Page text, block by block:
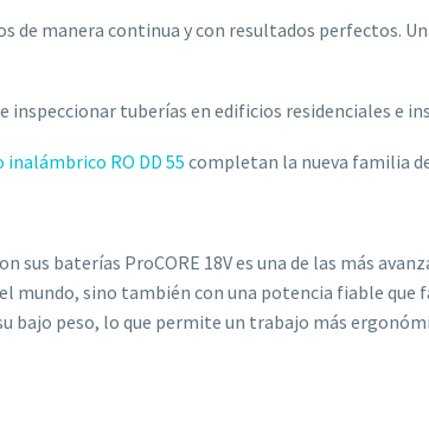
de manera continua y con resultados perfectos.
inspeccionar tuberías en edificios residenciales e
inalámbrico RO DD 55 completan la nueva familia
sus baterías ProCORE 18V es una de las más
mundo, sino también con una potencia fiable
bajo peso, lo que permite un trabajo más